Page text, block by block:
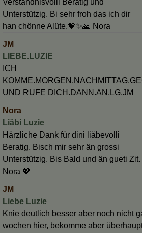
Verständnisvolli Beratig und
Unterstützig. Bi sehr froh das ich dir
han chönne Alüte.💖✨️🙏 Nora
JM
LIEBE.LUZIE
ICH
UND RUFE DICH.DANN.AN.LG.JM
Nora
Liäbi Luzie
Härzliche Dank für dini liäbevolli
Beratig. Bisch mir sehr än grossi
Unterstützig. Bis Bald und än gueti Zit.
Nora 💖
JM
Liebe Luzie
Knie deutlich besser aber noch nicht
wochen hier, bekomme aber